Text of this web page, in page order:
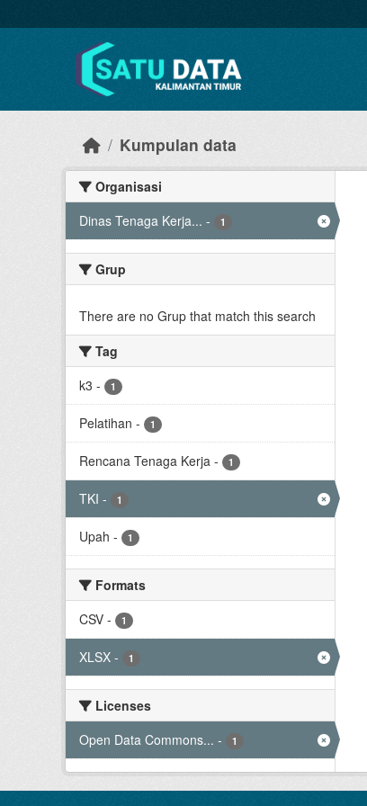
Kumpulan data
Organisasi
Dinas Tenaga Kerja... - 1
Grup
There are no Grup that match this search
Tag
k3 - 1
Pelatihan - 1
Rencana Tenaga Kerja - 1
TKI - 1
Upah - 1
Formats
CSV - 1
XLSX - 1
Licenses
Open Data Commons... - 1